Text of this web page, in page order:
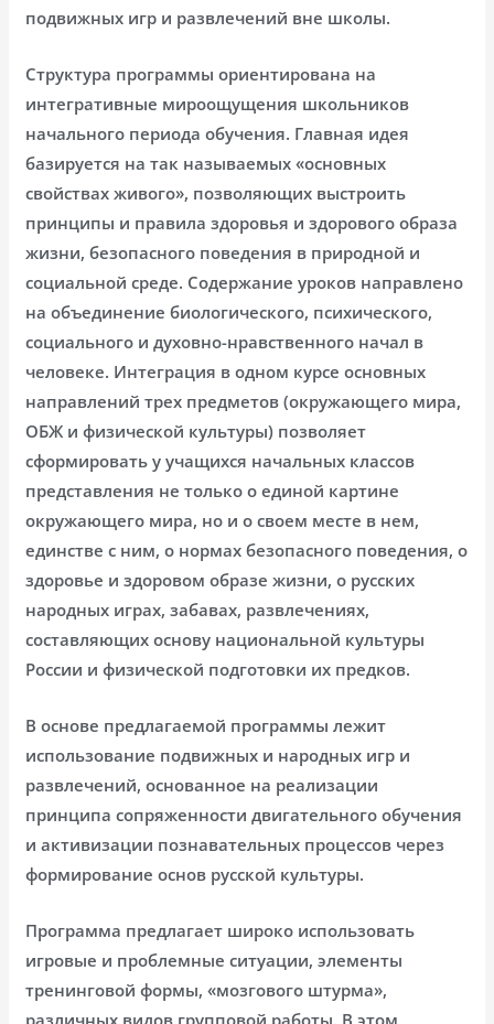
подвижных игр и развлечений вне школы.
Структура программы ориентирована на
интегративные мироощущения школьников
начального периода обучения. Главная идея
базируется на так называемых «основных
свойствах живого», позволяющих выстроить
принципы и правила здоровья и здорового образа
жизни, безопасного поведения в природной и
социальной среде. Содержание уроков направлено
на объединение биологического, психического,
социального и духовно-нравственного начал в
человеке. Интеграция в одном курсе основных
направлений трех предметов (окружающего мира,
ОБЖ и физической культуры) позволяет
сформировать у учащихся начальных классов
представления не только о единой картине
окружающего мира, но и о своем месте в нем,
единстве с ним, о нормах безопасного поведения, о
здоровье и здоровом образе жизни, о русских
народных играх, забавах, развлечениях,
составляющих основу национальной культуры
России и физической подготовки их предков.
В основе предлагаемой программы лежит
использование подвижных и народных игр и
развлечений, основанное на реализации
принципа сопряженности двигательного обучения
и активизации познавательных процессов через
формирование основ русской культуры.
Программа предлагает широко использовать
игровые и проблемные ситуации, элементы
тренинговой формы, «мозгового штурма»,
различных видов групповой работы. В этом